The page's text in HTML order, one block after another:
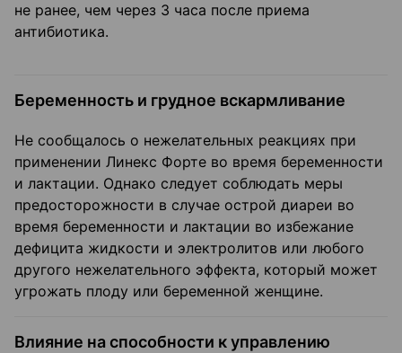
не ранее, чем через 3 часа после приема
антибиотика.
Беременность и грудное вскармливание
Не сообщалось о нежелательных реакциях при
применении Линекс Форте во время беременности
и лактации. Однако следует соблюдать меры
предосторожности в случае острой диареи во
время беременности и лактации во избежание
дефицита жидкости и электролитов или любого
другого нежелательного эффекта, который может
угрожать плоду или беременной женщине.
Влияние на способности к управлению